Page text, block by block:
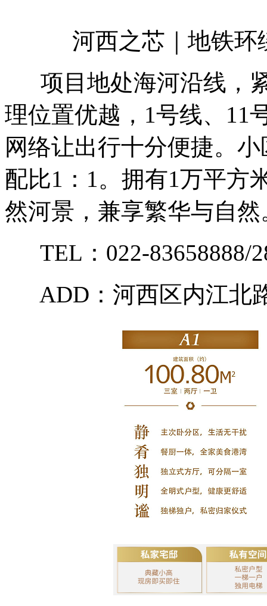
河西之芯｜地铁环
项目地处海河沿线，
理位置优越， 1号线、 11
网络让出行十分便捷。
配比1 ： 1 。拥有1万平方
然河景，兼享繁华与自然
TEL ： 022-83658888/
ADD ： 河西区内江北